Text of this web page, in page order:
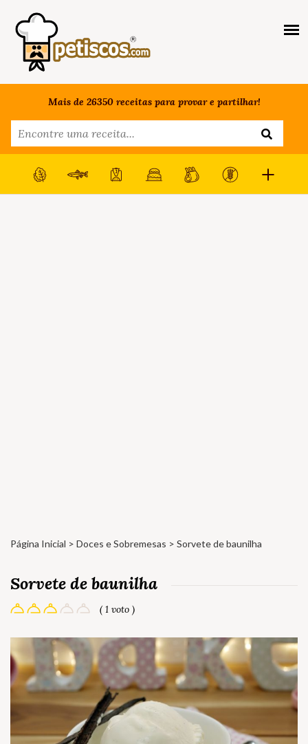
Mais de 26350 receitas para provar e partilhar!
Página Inicial > Doces e Sobremesas > Sorvete de baunilha
Sorvete de baunilha
( 1 voto )